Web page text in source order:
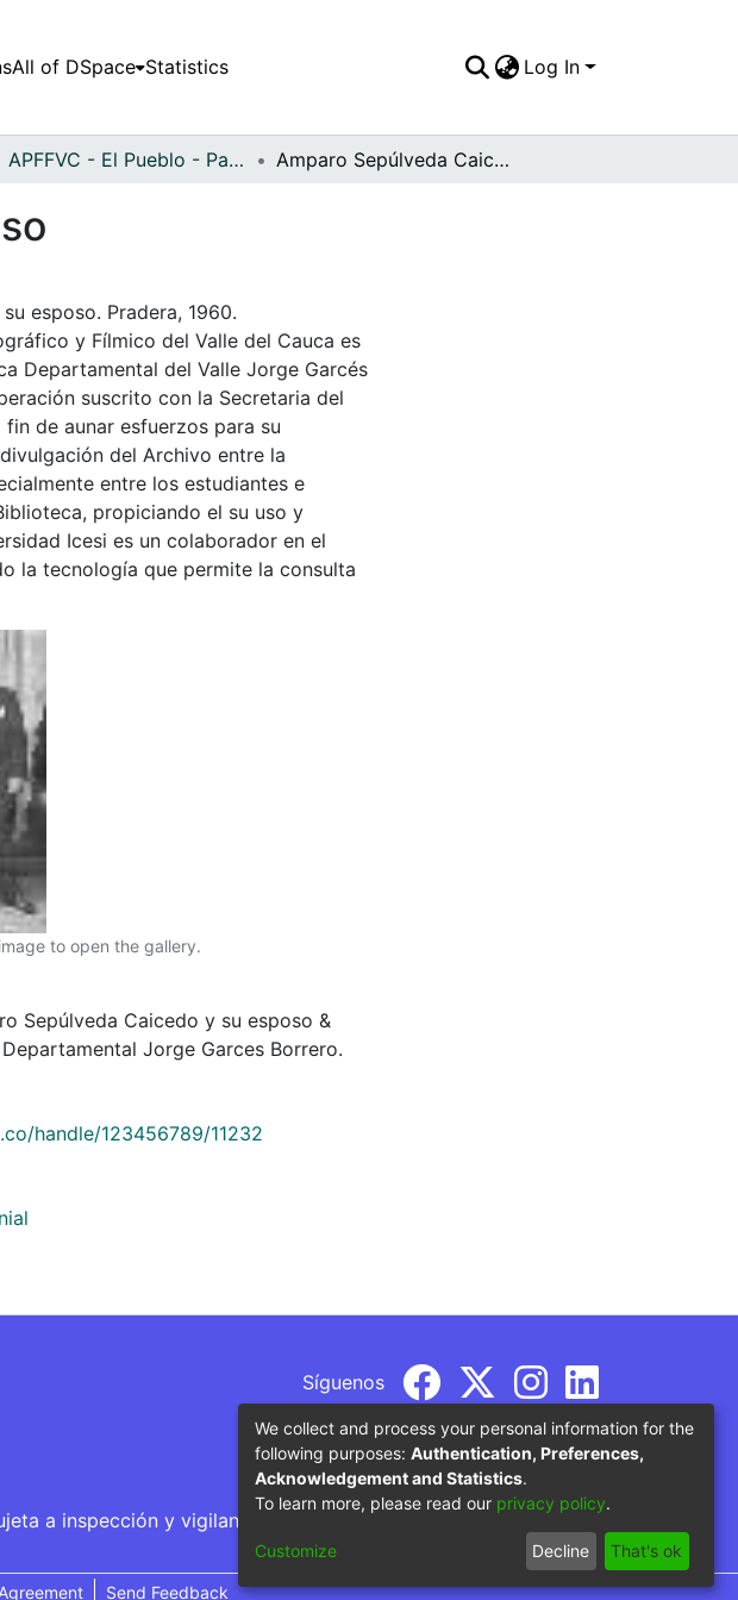
All of DSpace Statistics Log In
APFFVC - El Pueblo - Patrimonial Amparo Sepúlveda Caicedo y su esposo
esposo. Pradera, 1960.
y Fílmico del Valle del Cauca es
Departamental del Valle Jorge Garcés
suscrito con la Secretaria del
de aunar esfuerzos para su
del Archivo entre la
entre los estudiantes e
propiciando el su uso y
Icesi es un colaborador en el
la tecnología que permite la consulta
to open the gallery.
Sepúlveda Caicedo y su esposo &
Jorge Garces Borrero.
handle/123456789/11232
Síguenos
a inspección y vigilancia por parte del Ministerio de Educación
Send Feedback
We collect and process your personal information for the
following purposes: Authentication, Preferences,
Acknowledgement and Statistics.
To learn more, please read our privacy policy.
Customize Decline That's ok